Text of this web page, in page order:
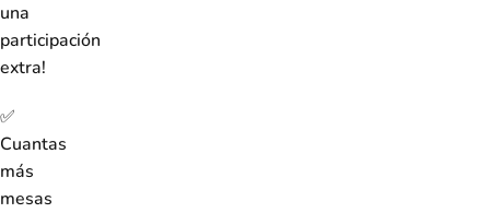
una
participación
extra!
✅
Cuantas
más
mesas